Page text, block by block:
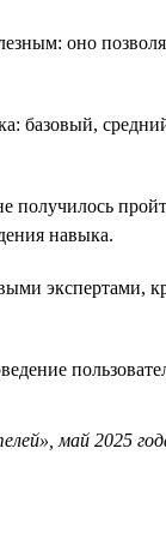
оно
базовый,
получилось
навыка.
май 2025